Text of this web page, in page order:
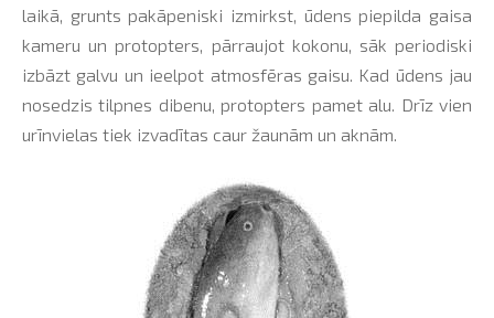
laikā, grunts pakāpeniski izmirkst, ūdens piepilda gaisa
kameru un protopters, pārraujot kokonu, sāk periodiski
izbāzt galvu un ieelpot atmosfēras gaisu. Kad ūdens jau
nosedzis tilpnes dibenu, protopters pamet alu. Drīz vien
urīnvielas tiek izvadītas caur žaunām un aknām.